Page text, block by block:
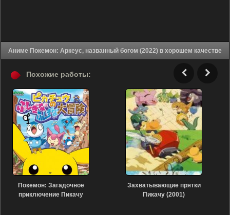
Аниме Покемон: Аркеус, названный богом (2022) в хорошем качестве
Похожие работы:
Покемон: Загадочное
приключение Пикачу
Захватывающие прятки
Пикачу (2001)